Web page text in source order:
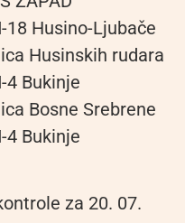
18 Husino-Ljubače
Husinskih rudara
4 Bukinje
Bosne Srebrene
4 Bukinje
za 20. 07.